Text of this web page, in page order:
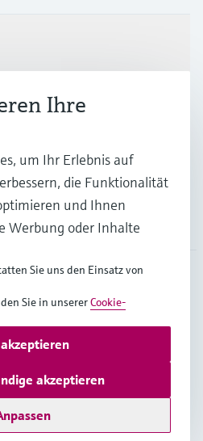
Group Services AG
Datenschutz
Ihre
um Ihr Erlebnis auf
die Funktionalität
und Ihnen
Werbung oder Inhalte
Sie uns den Einsatz von
Sie in unsererCookie-
akzeptieren